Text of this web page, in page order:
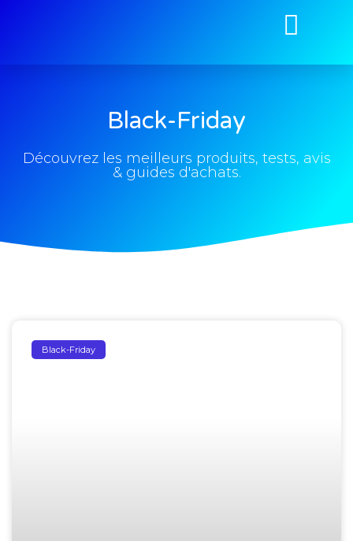
Black-Friday
Découvrez les meilleurs produits, tests, avis
& guides d'achats.
Black-Friday